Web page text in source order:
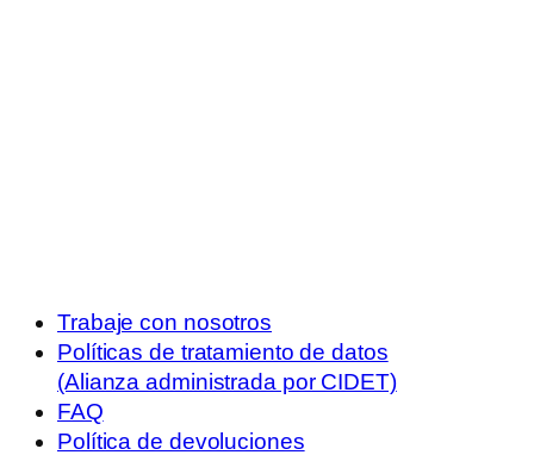
Trabaje con nosotros
Políticas de tratamiento de datos
(Alianza administrada por CIDET)
FAQ
Política de devoluciones